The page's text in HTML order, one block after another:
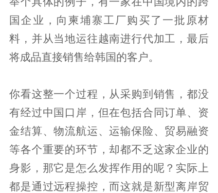
国企业，向柬埔寨工厂购买了一批原材
料，并从当地运往越南进行代加工，最后
将成品直接销售给韩国的客户。
你看这整一个过程，从采购到销售，都没
有经过中国口岸，但在包括合同订单、资
金结算、物流航运、运输保险、贸易融资
等各个重要的环节，却都不乏这家企业的
身影，那它是怎么发挥作用的呢？实际上
都是通过远程操控，而这就是新型离岸贸